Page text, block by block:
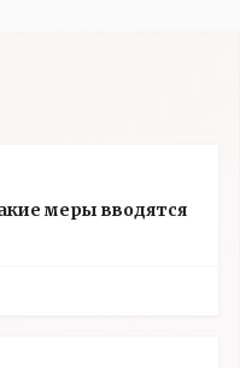
меры вводятся